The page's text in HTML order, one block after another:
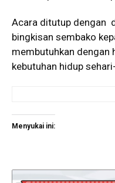
Acara ditutup dengan
bingkisan sembako
membutuhkan dengan
kebutuhan hidup
Menyukai ini: